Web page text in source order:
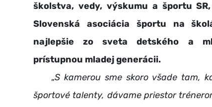
školstva, vedy, výskumu a športu
Slovenská asociácia športu na
najlepšie zo sveta detského a
prístupnou mladej generácii.
„S kamerou sme skoro všade tam,
športové talenty, dávame priestor